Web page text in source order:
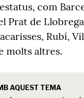
com
Prat de
Rubí,
molts altres.
AQUEST TEMA